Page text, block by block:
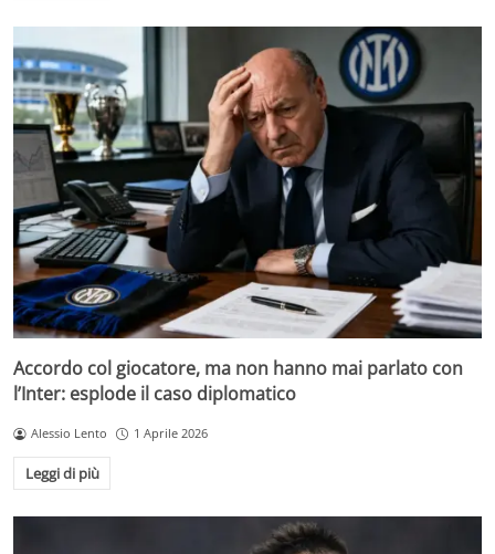
Accordo col giocatore, ma non hanno mai parlato con
l’Inter: esplode il caso diplomatico
Alessio Lento 1 Aprile 2026
Leggi di più